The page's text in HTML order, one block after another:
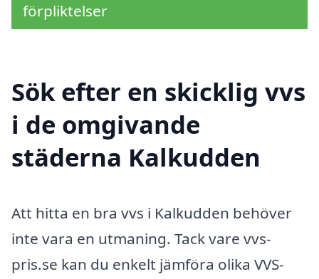
förpliktelser
Sök efter en skicklig vvs
i de omgivande
städerna Kalkudden
Att hitta en bra vvs i Kalkudden behöver
inte vara en utmaning. Tack vare vvs-
pris.se kan du enkelt jämföra olika VVS-